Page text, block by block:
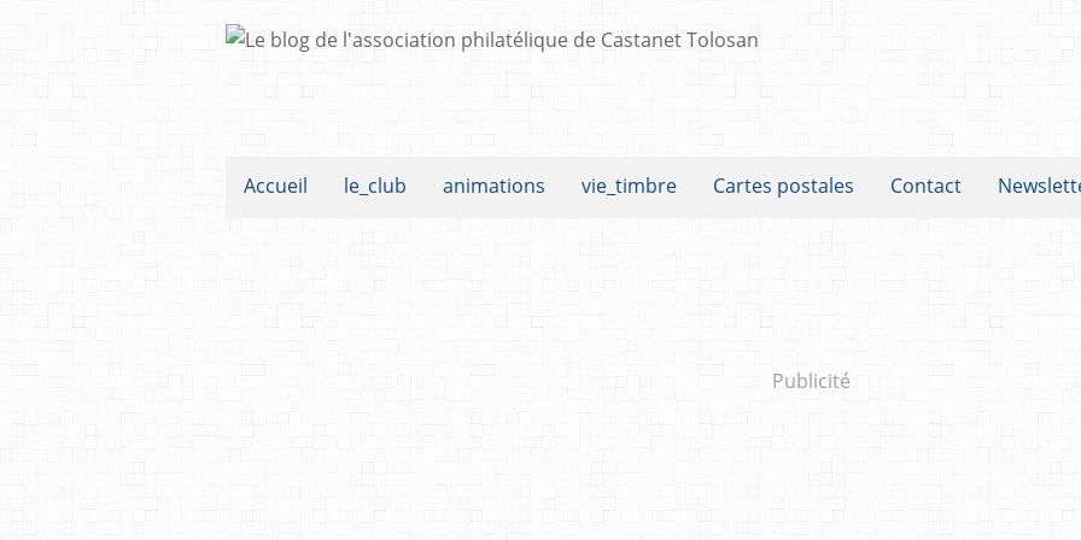
Accueil le_club animations vie_timbre Cartes postales Contact
Publicité